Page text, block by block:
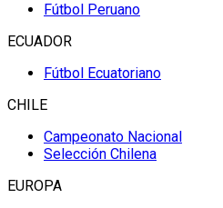
Fútbol Peruano
ECUADOR
Fútbol Ecuatoriano
CHILE
Campeonato Nacional
Selección Chilena
EUROPA